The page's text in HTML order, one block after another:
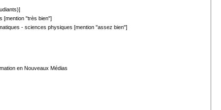
[mention "très bien"]
- sciences physiques [mention "assez bien"]
en Nouveaux Médias